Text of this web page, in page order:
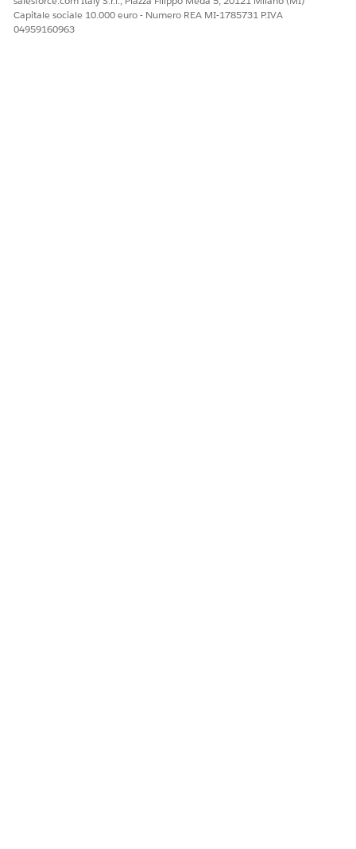
Sì No
Capitale sociale 10.000 euro - Numero REA MI-1785731 P.IVA
04959160963